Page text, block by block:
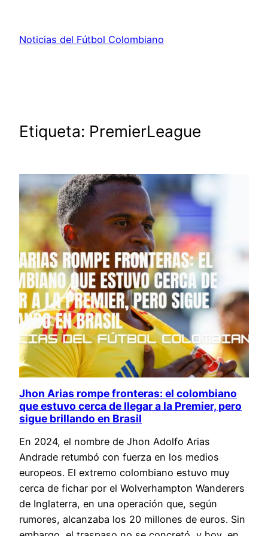
contenido
Noticias del Fútbol Colombiano
Etiqueta: PremierLeague
Jhon Arias rompe fronteras: el colombiano
que estuvo cerca de llegar a la Premier, pero
sigue brillando en Brasil
En 2024, el nombre de Jhon Adolfo Arias
Andrade retumbó con fuerza en los medios
europeos. El extremo colombiano estuvo muy
cerca de fichar por el Wolverhampton Wanderers
de Inglaterra, en una operación que, según
rumores, alcanzaba los 20 millones de euros. Sin